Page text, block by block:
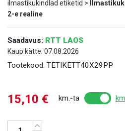
ilmastikukindlad etiketid >
2-e realine
Saadavus: RTT LAOS
Kaup kätte: 07.08.2026
Tootekood: TETIKETT40X29PP
15,10 € km.-ta
Kogus